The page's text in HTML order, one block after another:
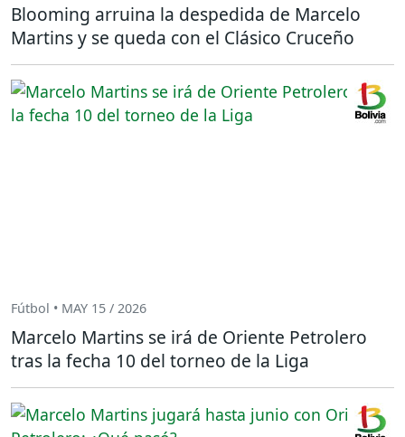
Blooming arruina la despedida de Marcelo
Martins y se queda con el Clásico Cruceño
Fútbol • MAY 15 / 2026
Marcelo Martins se irá de Oriente Petrolero
tras la fecha 10 del torneo de la Liga